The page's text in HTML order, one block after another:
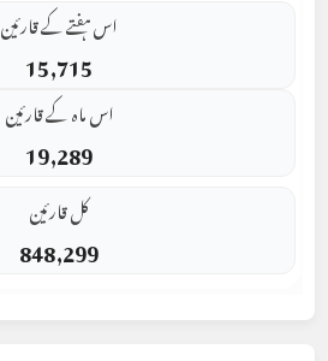
اس ہفتے کے قارئین
15,715
اس ماہ کے قارئین
19,289
کل قارئین
848,299